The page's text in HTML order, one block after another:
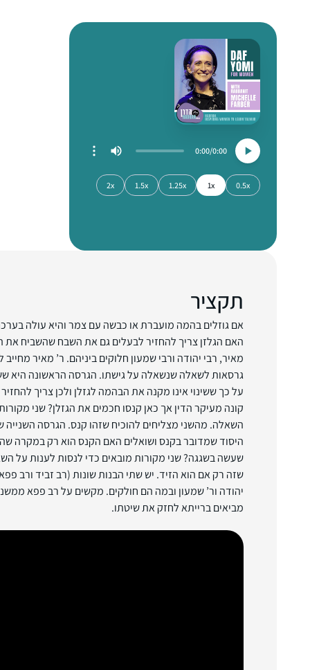
0:00
0:00
0.5x
1x
1.25x
1.5x
2x
תקציר
אם גוזלים בהמה מועברת או כבשה עם צמר והיא עולה בערכה
האם הגלזן צריך להחזיר לבעלים גם את השבח שהשביח
מאיר, רבי יהודה ורבי שמעון חלוקים ביניהם. ר’ מאיר
גרסאות לשאלה שנשאלה על גישתו. הגרסה הראשונה היא
על כך ששינוי אינו מקנה את הבהמה לגזלן ולכן צריך
קונה מעיקר הדין אך כאן קנסו חכמים את הגזלן? שני
השאלה. מהשני מצליחים להוכיח שזהו קנס. הגרסה
היסוד שמדובר בקנס ושואלים האם הקנס הוא רק במקרה
שעשה בשגגה? שני מקורות מובאים כדי לנסות לענות על
שזה רק אם הוא הזיד. יש שתי הבנות שונות (רב זביד ורב
יהודה ור’ שמעון ובמה הם חולקים. מקשים על רב פפא
מביאים ברייתא לחזק את שיטתו.